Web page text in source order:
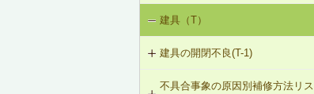
口部からの透過音）（SO-4）
への交換
V-3-005 駐輪機からの音・振動の伝
設備からの騒音、振動（V-3）
内装仕上材の汚損（I-1）
内装仕上材のひび割れ、はがれ等
（I-2）
建具（T）
建具の開閉不良(T-1)
T-1-001 丁番の取付け調整
不具合事象の原因別補修方法リス